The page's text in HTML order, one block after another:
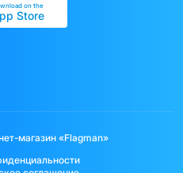
on the
Store
магазин «Flagman»